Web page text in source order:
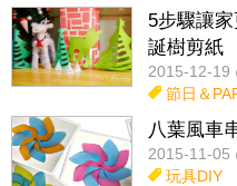
5步驟讓
誕樹剪紙
2015-12-19
節日＆
八葉風車
2015-11-05
玩具DIY